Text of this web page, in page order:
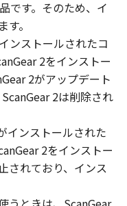
ますが、かかる
約書上の義務お
、その履行に関
ます。
て「本ソフトウ
アップとして、
製することがで
合を除き、キヤ
サーのいかなる
るとを問わ
渡あるいは許
です。そのため、イ
。
ンストールされたコ
2をインストー
2がアップデート
2は削除され
インストールされた
2をインストー
されており、インス